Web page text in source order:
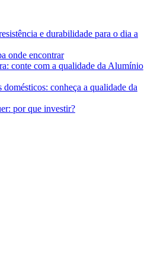
e durabilidade para o dia a
onde encontrar
conte com a qualidade da Alumínio
conheça a qualidade da
por que investir?